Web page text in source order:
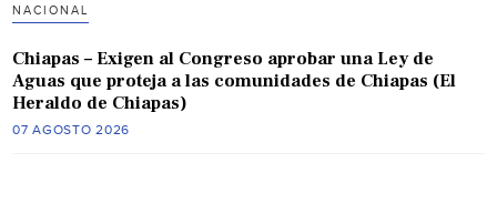
NACIONAL
Chiapas – Exigen al Congreso aprobar una Ley de
Aguas que proteja a las comunidades de Chiapas (El
Heraldo de Chiapas)
07 AGOSTO 2026